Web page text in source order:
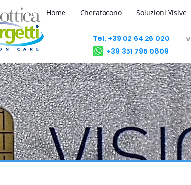
Tel. +39 02 64 26 020
+39 351 795 0809
Home Cheratocono Soluzioni Visive